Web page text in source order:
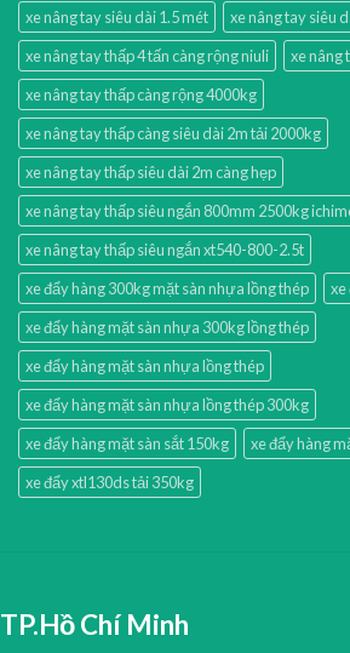
xe nâng tay siêu dài 1.5 mét
xe nâng tay siêu
xe nâng tay thấp 4 tấn càng rộng niuli
xe nâng
xe nâng tay thấp càng rộng 4000kg
xe nâng tay thấp càng siêu dài 2m tải 2000kg
xe nâng tay thấp siêu dài 2m càng hẹp
xe nâng tay thấp siêu ngắn 800mm 2500kg
xe nâng tay thấp siêu ngắn xt540-800-2.5t
xe đẩy hàng 300kg mặt sàn nhựa lồng thép
xe
xe đẩy hàng mặt sàn nhựa 300kg lồng thép
xe đẩy hàng mặt sàn nhựa lồng thép
xe đẩy hàng mặt sàn nhựa lồng thép 300kg
xe đẩy hàng mặt sàn sắt 150kg
xe đẩy hàng
xe đẩy xtl130ds tải 350kg
TP.Hồ Chí Minh